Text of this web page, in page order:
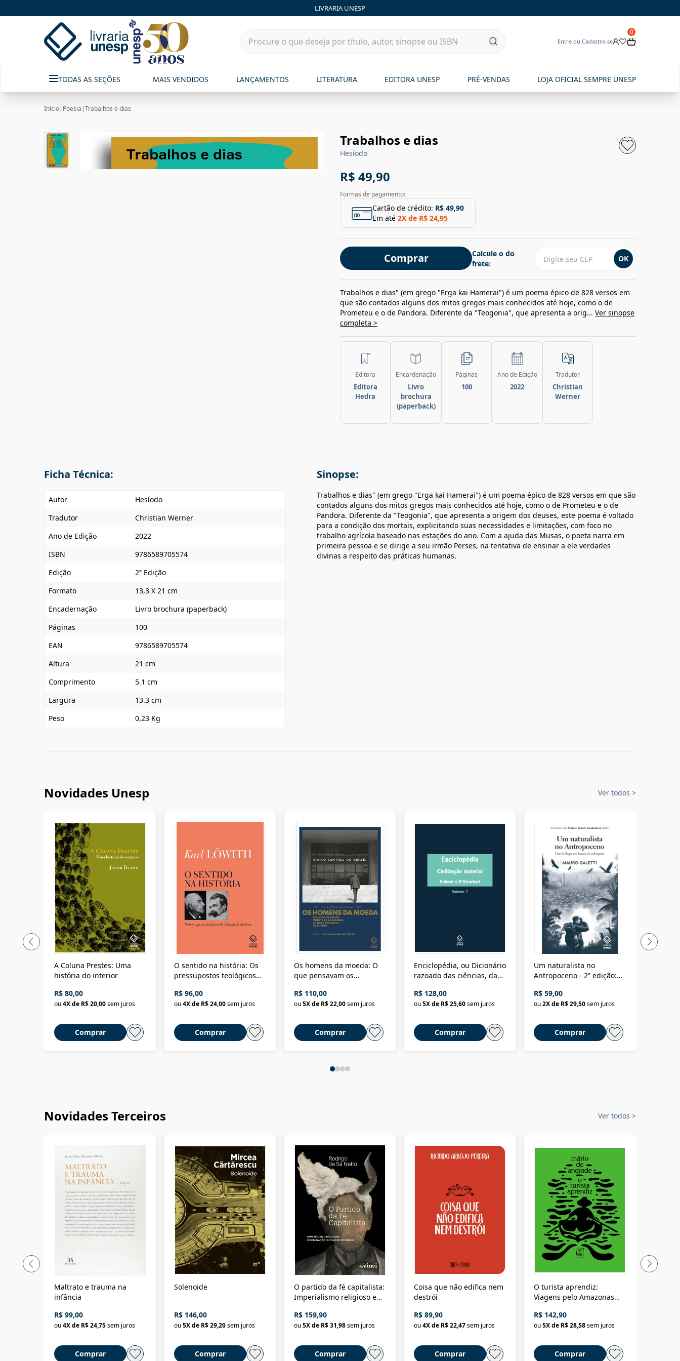
LIVRARIA UNESP
Entre ou Cadastre-se
0
TODAS AS SEÇÕES MAIS VENDIDOS LANÇAMENTOS LITERATURA EDITORA UNESP PRÉ-VENDAS LOJA OFICIAL SEMPRE UNESP
Início| Poesia |Trabalhos e dias
Trabalhos e dias
Hesíodo
R$ 49,90
Formas de pagamento:
Cartão de crédito: R$ 49,90
Em até 2X de R$ 24,95
Comprar
Calcule o do
frete:
OK
Trabalhos e dias" (em grego "Erga kai Hamerai") é um poema épico de 828 versos em
que são contados alguns dos mitos gregos mais conhecidos até hoje, como o de
Prometeu e o de Pandora. Diferente da "Teogonia", que apresenta a orig... Ver sinopse
completa >
Editora
Editora
Hedra
Encardenação
Livro
brochura
(paperback)
Páginas
100
Ano de Edição
2022
Tradutor
Christian
Werner
Ficha Técnica:
Autor
Hesíodo
Tradutor
Christian Werner
Ano de Edição
2022
ISBN
9786589705574
Edição
2ª Edição
Formato
13,3 X 21 cm
Encadernação
Livro brochura (paperback)
Páginas
100
EAN
9786589705574
Altura
21 cm
Comprimento
5.1 cm
Largura
13.3 cm
Peso
0,23 Kg
Sinopse:
Trabalhos e dias" (em grego "Erga kai Hamerai") é um poema épico de 828 versos em que são
contados alguns dos mitos gregos mais conhecidos até hoje, como o de Prometeu e o de
Pandora. Diferente da "Teogonia", que apresenta a origem dos deuses, este poema é voltado
para a condição dos mortais, explicitando suas necessidades e limitações, com foco no
trabalho agrícola baseado nas estações do ano. Com a ajuda das Musas, o poeta narra em
primeira pessoa e se dirige a seu irmão Perses, na tentativa de ensinar a ele verdades
divinas a respeito das práticas humanas.
Novidades Unesp Ver todos >
A Coluna Prestes: Uma
história do interior
R$ 80,00
ou4X de R$ 20,00sem juros
Comprar
O sentido na história: Os
pressupostos teológicos
R$ 96,00
ou4X de R$ 24,00sem juros
Comprar
Os homens da moeda: O
que pensavam os
Nova República (1985-
2018)
R$ 110,00
ou5X de R$ 22,00sem juros
Comprar
Enciclopédia, ou Dicionário
razoado das ciências, das
Civilização material
R$ 128,00
ou5X de R$ 25,60sem juros
Comprar
Um naturalista no
Antropoceno - 2ª edição:
selvagem
R$ 59,00
ou2X de R$ 29,50sem juros
Comprar
Novidades Terceiros Ver todos >
Maltrato e trauma na
infância
R$ 99,00
ou4X de R$ 24,75sem juros
Comprar
Solenoide
R$ 146,00
ou5X de R$ 29,20sem juros
Comprar
O partido da fé capitalista:
Imperialismo religioso e
Brasil
R$ 159,90
ou5X de R$ 31,98sem juros
Comprar
Coisa que não edifica nem
destrói
R$ 89,90
ou4X de R$ 22,47sem juros
Comprar
O turista aprendiz:
Viagens pelo Amazonas
até a Bolívia e por Marajó
até dizer chega
R$ 142,90
ou5X de R$ 28,58sem juros
Comprar